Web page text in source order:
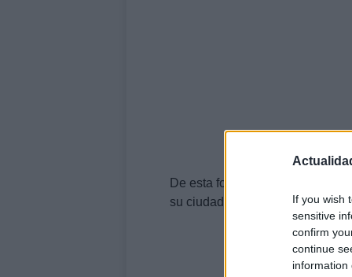
If you wish
sensitive
confirm
continue
information
De esta forma, Marín ha
su ciudad natal, Huelva.